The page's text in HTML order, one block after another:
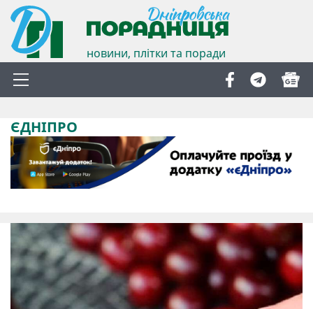
новини, плітки та поради
ЄДНІПРО